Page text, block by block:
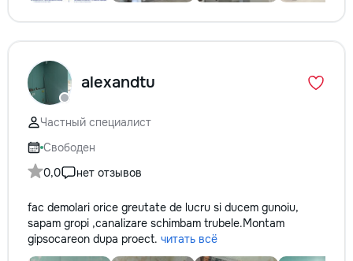
alexandtu
Частный специалист
Свободен
0,0
нет отзывов
fac demolari orice greutate de lucru si ducem gunoiu,
sapam gropi ,canalizare schimbam trubele.Montam
gipsocarеon dupa proect. читать всё